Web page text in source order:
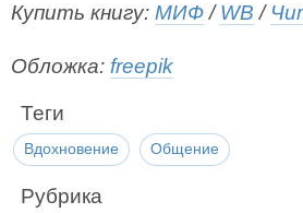
Купить книгу: МИФ/WB /
Обложка: freepik
Теги
Вдохновение Общение
Рубрика